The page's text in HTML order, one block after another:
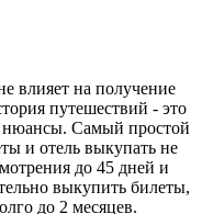
влияет на получение
путешествий - это
нюансы. Самый простой
и отель выкупать не
до 45 дней и
выкупить билеты,
до 2 месяцев.